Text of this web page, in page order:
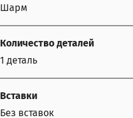
Шарм
Количество деталей
1 деталь
Вставки
Без вставок